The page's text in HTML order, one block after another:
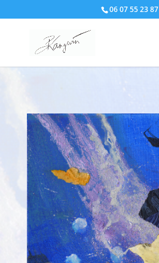
06 07 55 23 87